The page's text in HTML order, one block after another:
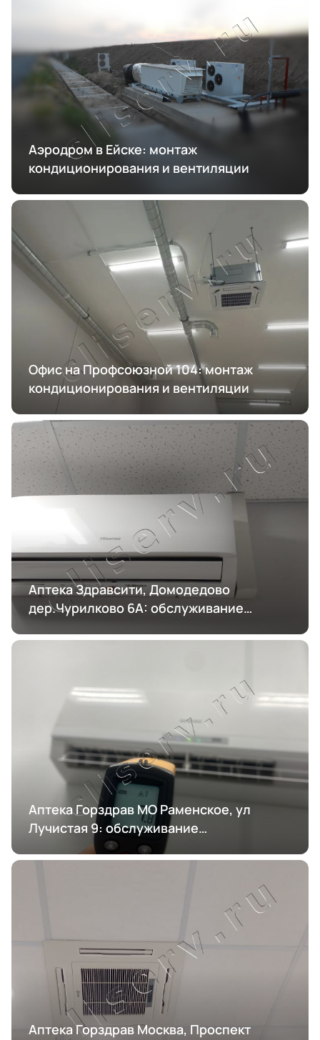
Аэродром в Ейске: монтаж
кондиционирования и вентиляции
Офис на Профсоюзной 104: монтаж
кондиционирования и вентиляции
Аптека Здравсити, Домодедово
дер.Чурилково 6А: обслуживание
Аптека Горздрав МО Раменское, ул
Лучистая 9: обслуживание
кондиционирования
Аптека Горздрав Москва, Проспект